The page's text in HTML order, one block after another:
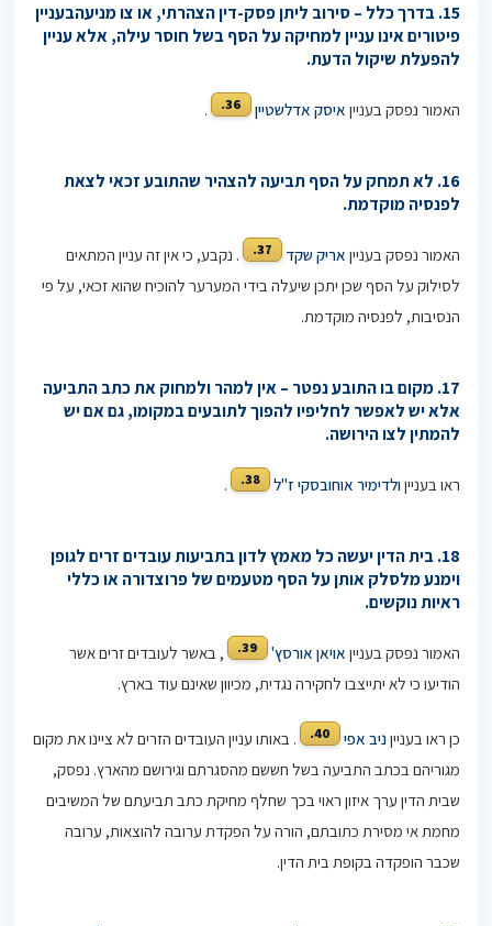
15. בדרך כלל – סירוב ליתן פסק-דין הצהרתי, או צו מניעהבעניין
פיטורים אינו עניין למחיקה על הסף בשל חוסר עילה, אלא עניין
להפעלת שיקול הדעת.
האמור נפסק בעניין איסק אדלשטיין 36.
.
16. לא תמחק על הסף תביעה להצהיר שהתובע זכאי לצאת
לפנסיה מוקדמת.
האמור נפסק בעניין אריק שקד 37.
. נקבע, כי אין זה עניין המתאים
לסילוק על הסף שכן יתכן שיעלה בידי המערער להוכיח שהוא זכאי, על פי
הנסיבות, לפנסיה מוקדמת.
17. מקום בו התובע נפטר – אין למהר ולמחוק את כתב התביעה
אלא יש לאפשר לחליפיו להפוך לתובעים במקומו, גם אם יש
להמתין לצו הירושה.
ראו בענייןולדימיר אוחובסקי ז"ל 38.
.
18. בית הדין יעשה כל מאמץ לדון בתביעות עובדים זרים לגופן
וימנע מלסלק אותן על הסף מטעמים של פרוצדורה או כללי
ראיות נוקשים.
האמור נפסק בעניין אויאן אורסץ' 39.
, באשר לעובדים זרים אשר
הודיעו כי לא יתייצבו לחקירה נגדית, מכיוון שאינם עוד בארץ.
כן ראו בענייןניב אפי 40.
. באותו עניין העובדים הזרים לא ציינו את מקום
מגוריהם בכתב התביעה בשל חששם מהסגרתם וגירושם מהארץ. נפסק,
שבית הדין ערך איזון ראוי בכך שחלף מחיקת כתב תביעתם של המשיבים
מחמת אי מסירת כתובתם, הורה על הפקדת ערובה להוצאות, ערובה
שכבר הופקדה בקופת בית הדין.